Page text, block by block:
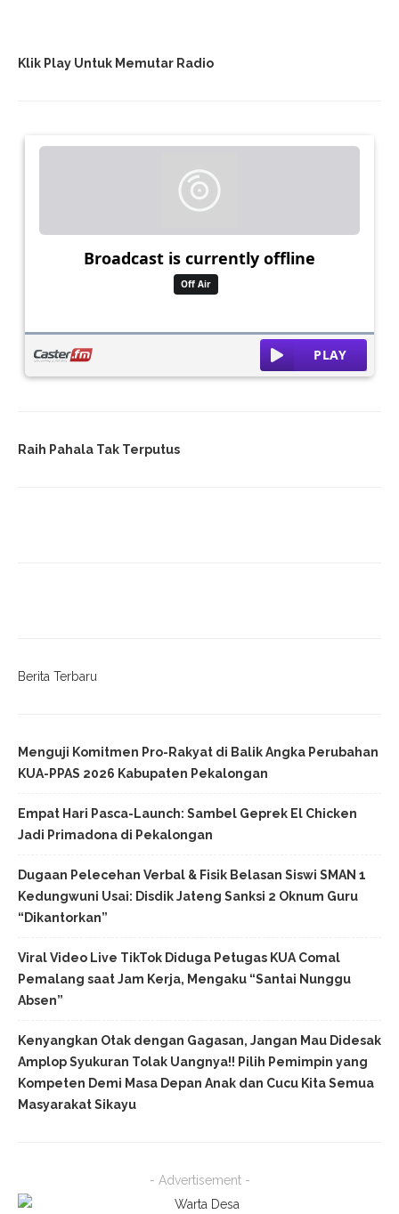
Klik Play Untuk Memutar Radio
Raih Pahala Tak Terputus
Berita Terbaru
Menguji Komitmen Pro-Rakyat di Balik Angka Perubahan
KUA-PPAS 2026 Kabupaten Pekalongan
Empat Hari Pasca-Launch: Sambel Geprek El Chicken
Jadi Primadona di Pekalongan
Dugaan Pelecehan Verbal & Fisik Belasan Siswi SMAN 1
Kedungwuni Usai: Disdik Jateng Sanksi 2 Oknum Guru
“Dikantorkan”
Viral Video Live TikTok Diduga Petugas KUA Comal
Pemalang saat Jam Kerja, Mengaku “Santai Nunggu
Absen”
Kenyangkan Otak dengan Gagasan, Jangan Mau Didesak
Amplop Syukuran Tolak Uangnya!! Pilih Pemimpin yang
Kompeten Demi Masa Depan Anak dan Cucu Kita Semua
Masyarakat Sikayu
- Advertisement -